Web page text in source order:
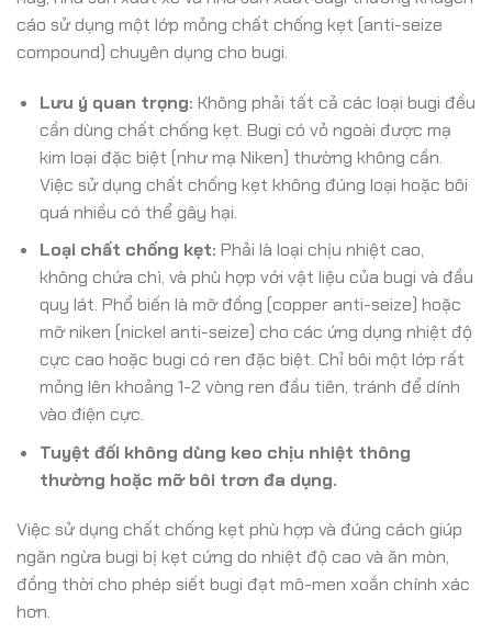
cáo sử dụng một lớp mỏng chất chống kẹt (anti-seize
compound) chuyên dụng cho bugi.
Lưu ý quan trọng: Không phải tất cả các loại bugi đều
cần dùng chất chống kẹt. Bugi có vỏ ngoài được mạ
kim loại đặc biệt (như mạ Niken) thường không cần.
Việc sử dụng chất chống kẹt không đúng loại hoặc bôi
quá nhiều có thể gây hại.
Loại chất chống kẹt: Phải là loại chịu nhiệt cao,
không chứa chì, và phù hợp với vật liệu của bugi và đầu
quy lát. Phổ biến là mỡ đồng (copper anti-seize) hoặc
mỡ niken (nickel anti-seize) cho các ứng dụng nhiệt độ
cực cao hoặc bugi có ren đặc biệt. Chỉ bôi một lớp rất
mỏng lên khoảng 1-2 vòng ren đầu tiên, tránh để dính
vào điện cực.
Tuyệt đối không dùng keo chịu nhiệt thông
thường hoặc mỡ bôi trơn đa dụng.
Việc sử dụng chất chống kẹt phù hợp và đúng cách giúp
ngăn ngừa bugi bị kẹt cứng do nhiệt độ cao và ăn mòn,
đồng thời cho phép siết bugi đạt mô-men xoắn chính xác
hơn.